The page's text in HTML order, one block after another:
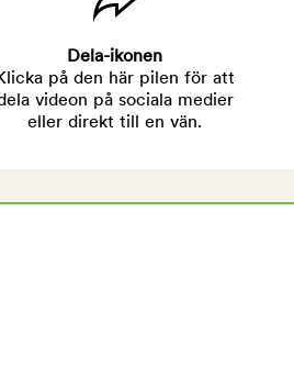
Dela-ikonen
på den här pilen för att
videon på sociala medier
eller direkt till en vän.